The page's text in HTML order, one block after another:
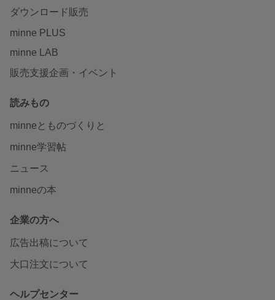
ダウンロード販売
minne PLUS
minne LAB
販売支援企画・イベント
読みもの
minneとものづくりと
minne学習帖
ニュース
minneの本
企業の方へ
広告出稿について
大口注文について
ヘルプセンター